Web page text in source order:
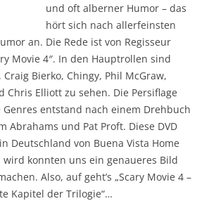
und oft alberner Humor – das
hört sich nach allerfeinsten
an. Die Rede ist von Regisseur
Movie 4″. In den Hauptrollen sind
Bierko, Chingy, Phil McGraw,
Chris Elliott zu sehen. Die Persiflage
entstand nach einem Drehbuch
Abrahams und Pat Proft. Diese DVD
Deutschland von Buena Vista Home
konnten uns ein genaueres Bild
Also, auf geht’s „Scary Movie 4 –
Kapitel der Trilogie“…